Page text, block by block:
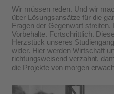
Wir müssen reden. Und wir
über Lösungsansätze für die
Fragen der Gegenwart streiten.
Vorbehalte. Fortschrittlich.
Herzstück unseres
wider. Hier werden Wirtschaft
richtungsweisend verzahnt,
die Projekte von morgen